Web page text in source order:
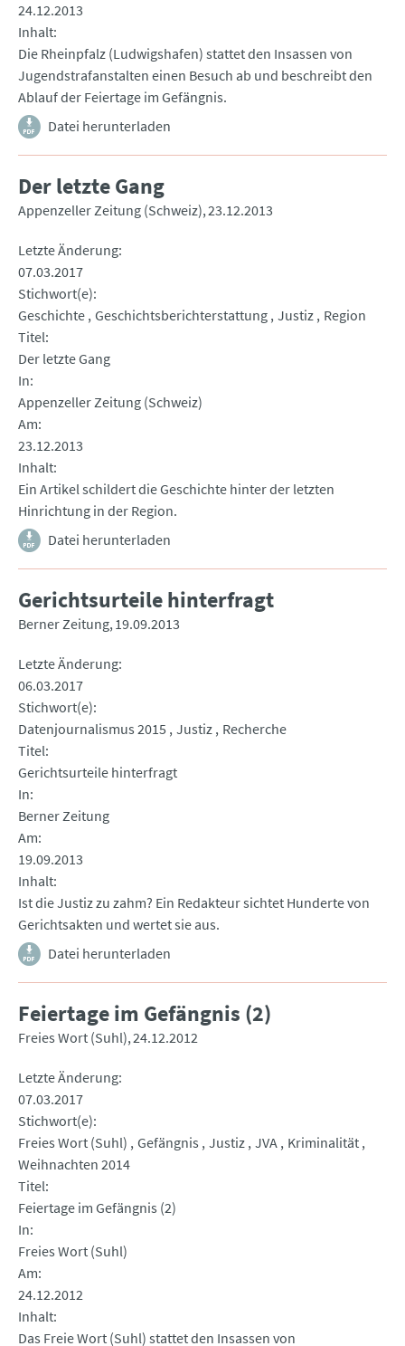
24.12.2013
Inhalt
Die Rheinpfalz (Ludwigshafen) stattet den Insassen von
Jugendstrafanstalten einen Besuch ab und beschreibt den
Ablauf der Feiertage im Gefängnis.
Datei herunterladen
Der letzte Gang
Appenzeller Zeitung (Schweiz) 23.12.2013
Letzte Änderung
07.03.2017
Stichwort(e)
Geschichte Geschichtsberichterstattung Justiz Region
Titel
Der letzte Gang
In
Appenzeller Zeitung (Schweiz)
Am
23.12.2013
Inhalt
Ein Artikel schildert die Geschichte hinter der letzten
Hinrichtung in der Region.
Datei herunterladen
Gerichtsurteile hinterfragt
Berner Zeitung 19.09.2013
Letzte Änderung
06.03.2017
Stichwort(e)
Datenjournalismus 2015 Justiz Recherche
Titel
Gerichtsurteile hinterfragt
In
Berner Zeitung
Am
19.09.2013
Inhalt
Ist die Justiz zu zahm? Ein Redakteur sichtet Hunderte von
Gerichtsakten und wertet sie aus.
Datei herunterladen
Feiertage im Gefängnis (2)
Freies Wort (Suhl) 24.12.2012
Letzte Änderung
07.03.2017
Stichwort(e)
Freies Wort (Suhl) Gefängnis Justiz JVA Kriminalität
Weihnachten 2014
Titel
Feiertage im Gefängnis (2)
In
Freies Wort (Suhl)
Am
24.12.2012
Inhalt
Das Freie Wort (Suhl) stattet den Insassen von